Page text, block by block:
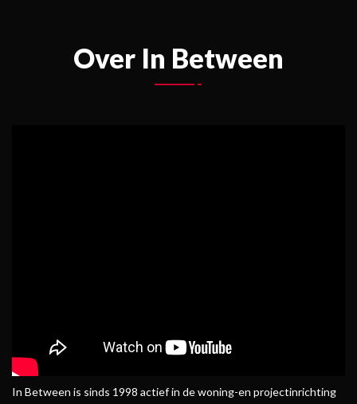
Over In Between
In Between is sinds 1998 actief in de woning-en projectinrichting